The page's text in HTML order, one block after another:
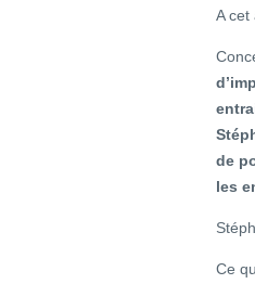
A cet
de
les
Ce